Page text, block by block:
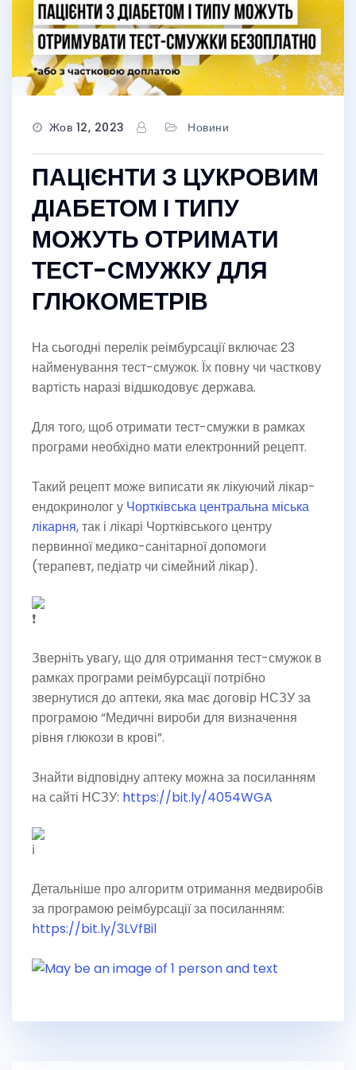
Жов 12, 2023 Новини
ПАЦІЄНТИ З ЦУКРОВИМ
ДІАБЕТОМ І ТИПУ
МОЖУТЬ ОТРИМАТИ
ТЕСТ-СМУЖКУ ДЛЯ
ГЛЮКОМЕТРІВ
На сьогодні перелік реімбурсації включає 23
найменування тест-смужок. Їх повну чи часткову
вартість наразі відшкодовує держава.
Для того, щоб отримати тест-смужки в рамках
програми необхідно мати електронний рецепт.
Такий рецепт може виписати як лікуючий лікар-
ендокринолог у Чортківська центральна міська
лікарня, так і лікарі Чортківського центру
первинної медико-санітарної допомоги
(терапевт, педіатр чи сімейний лікар).
Зверніть увагу, що для отримання тест-смужок в
рамках програми реімбурсації потрібно
звернутися до аптеки, яка має договір НСЗУ за
програмою “Медичні вироби для визначення
рівня глюкози в крові”.
Знайти відповідну аптеку можна за посиланням
на сайті НСЗУ: https://bit.ly/4054WGA
Детальніше про алгоритм отримання медвиробів
за програмою реімбурсації за посиланням:
https://bit.ly/3LVfBil